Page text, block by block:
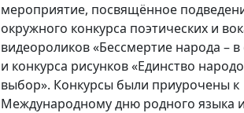
мероприятие, посвящённое
окружного конкурса поэтических и
видеороликов «Бессмертие народа – в
и конкурса рисунков «Единство
выбор». Конкурсы были приурочены к
Международному дню родного языка